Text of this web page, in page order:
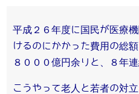
平成２６年度に国民が医療
けるのにかかった費用の総
８０００億円余りと、８年
こうやって老人と若者の対